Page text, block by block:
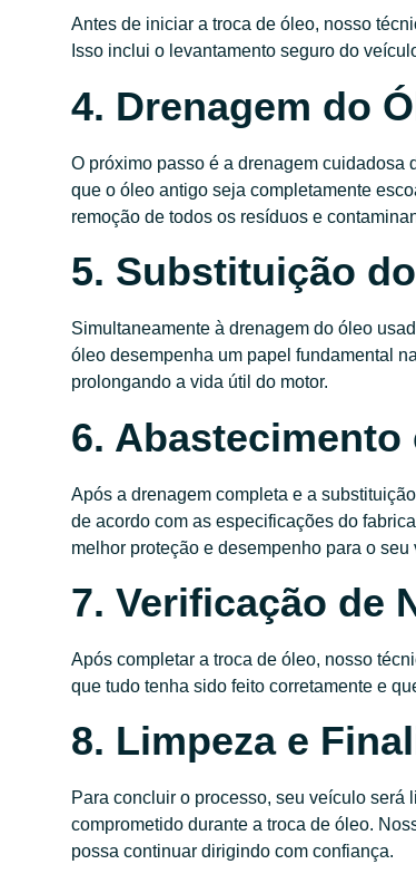
Antes de iniciar a troca de óleo, nosso
Isso inclui o levantamento seguro do
4. Drenagem do
O próximo passo é a drenagem cuidadosa
que o óleo antigo seja completamente
remoção de todos os resíduos e
5. Substituição
Simultaneamente à drenagem do óleo
óleo desempenha um papel fundamental
prolongando a vida útil do motor.
6.
Após a drenagem completa e a
de acordo com as especificações do
melhor proteção e desempenho para o seu
7. Verificação de
Após completar a troca de óleo, nosso
que tudo tenha sido feito corretamente e
8. Limpeza e
Para concluir o processo, seu veículo
comprometido durante a troca de óleo.
possa continuar dirigindo com confiança.